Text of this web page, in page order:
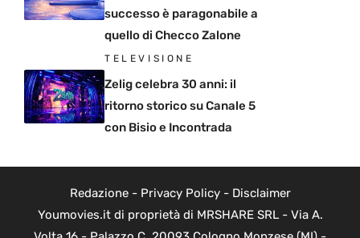
successo è paragonabile a
quello di Checco Zalone
TELEVISIONE
Zelig celebra 30 anni: il
ritorno storico su Canale 5
con Bisio e Incontrada
Redazione- Privacy Policy- Disclaimer
Youmovies.it di proprietà di MRSHARE SRL - Via A.